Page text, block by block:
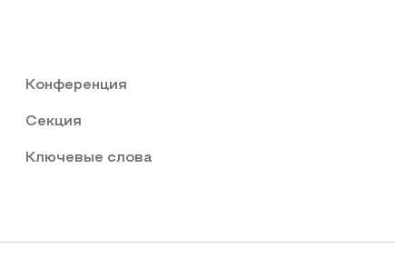
Конференция
Секция
Ключевые слова